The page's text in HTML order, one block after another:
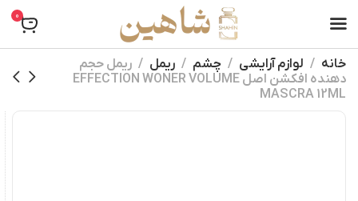
0
خانه لوازم آرایشی چشم ریمل
ریمل حجم
دهنده افکشن اصل EFFECTION WONER VOLUME
MASCRA 12ML